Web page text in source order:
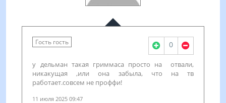
Гость гость 0
у дельман такая гриммаса просто на отвали,
никакущая ,или она забыла, что на тв
работает.совсем не проффи!
11 июля 2025 09:47